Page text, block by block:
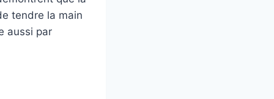
tendre la main
aussi par